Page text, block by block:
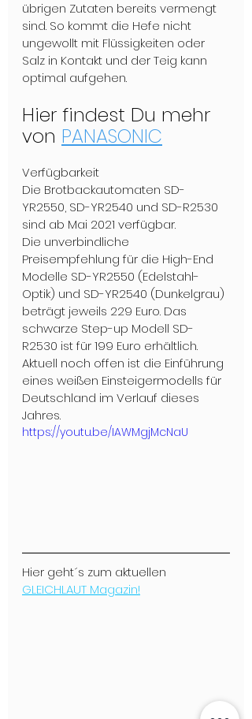
übrigen Zutaten bereits vermengt
sind. So kommt die Hefe nicht
ungewollt mit Flüssigkeiten oder
Salz in Kontakt und der Teig kann
optimal aufgehen.
Hier findest Du mehr
von PANASONIC
Verfügbarkeit
Die Brotbackautomaten SD-
YR2550, SD-YR2540 und SD-R2530
sind ab Mai 2021 verfügbar.
Die unverbindliche
Preisempfehlung für die High-End
Modelle SD-YR2550 (Edelstahl-
Optik) und SD-YR2540 (Dunkelgrau)
beträgt jeweils 229 Euro. Das
schwarze Step-up Modell SD-
R2530 ist für 199 Euro erhältlich.
Aktuell noch offen ist die Einführung
eines weißen Einsteigermodells für
Deutschland im Verlauf dieses
Jahres.
https://youtu.be/IAWMgjMcNaU
Hier geht´s zum aktuellen
GLEICHLAUT Magazin!